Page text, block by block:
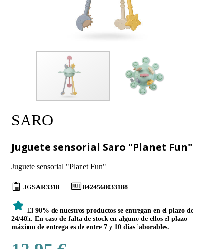
SARO
Juguete sensorial Saro "Planet Fun"
Juguete sensorial "Planet Fun"
JGSAR3318 8424568033188
El 90% de nuestros productos se entregan en el plazo de
24/48h. En caso de falta de stock en alguno de ellos el plazo
máximo de entrega es de entre 7 y 10 días laborables.